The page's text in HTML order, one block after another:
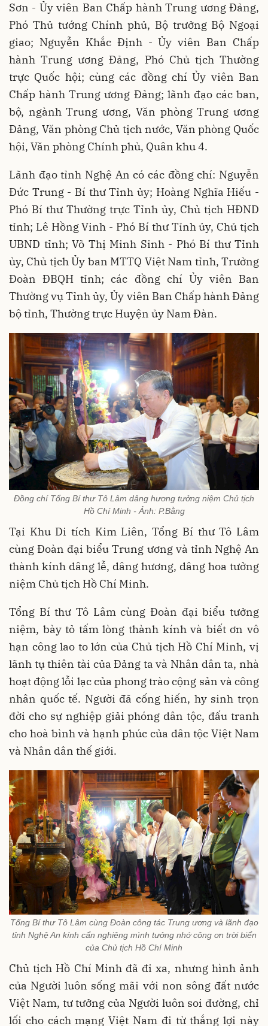
Sơn - Ủy viên Ban Chấp hành Trung ương Đảng,
Phó Thủ tướng Chính phủ, Bộ trưởng Bộ Ngoại
giao; Nguyễn Khắc Định - Ủy viên Ban Chấp
hành Trung ương Đảng, Phó Chủ tịch Thường
trực Quốc hội; cùng các đồng chí Ủy viên Ban
Chấp hành Trung ương Đảng; lãnh đạo các ban,
bộ, ngành Trung ương, Văn phòng Trung ương
Đảng, Văn phòng Chủ tịch nước, Văn phòng Quốc
hội, Văn phòng Chính phủ, Quân khu 4.
Lãnh đạo tỉnh Nghệ An có các đồng chí: Nguyễn
Đức Trung - Bí thư Tỉnh ủy; Hoàng Nghĩa Hiếu -
Phó Bí thư Thường trực Tỉnh ủy, Chủ tịch HĐND
tỉnh; Lê Hồng Vinh - Phó Bí thư Tỉnh ủy, Chủ tịch
UBND tỉnh; Võ Thị Minh Sinh - Phó Bí thư Tỉnh
ủy, Chủ tịch Ủy ban MTTQ Việt Nam tỉnh, Trưởng
Đoàn ĐBQH tỉnh; các đồng chí Ủy viên Ban
Thường vụ Tỉnh ủy, Ủy viên Ban Chấp hành Đảng
bộ tỉnh, Thường trực Huyện ủy Nam Đàn.
Đồng chí Tổng Bí thư Tô Lâm dâng hương tưởng niệm Chủ tịch
Hồ Chí Minh - Ảnh: P.Bằng
Tại Khu Di tích Kim Liên, Tổng Bí thư Tô Lâm
cùng Đoàn đại biểu Trung ương và tỉnh Nghệ An
thành kính dâng lễ, dâng hương, dâng hoa tưởng
niệm Chủ tịch Hồ Chí Minh.
Tổng Bí thư Tô Lâm cùng Đoàn đại biểu tưởng
niệm, bày tỏ tấm lòng thành kính và biết ơn vô
hạn công lao to lớn của Chủ tịch Hồ Chí Minh, vị
lãnh tụ thiên tài của Đảng ta và Nhân dân ta, nhà
hoạt động lỗi lạc của phong trào cộng sản và công
nhân quốc tế. Người đã cống hiến, hy sinh trọn
đời cho sự nghiệp giải phóng dân tộc, đấu tranh
cho hoà bình và hạnh phúc của dân tộc Việt Nam
và Nhân dân thế giới.
Tổng Bí thư Tô Lâm cùng Đoàn công tác Trung ương và lãnh đạo
tỉnh Nghệ An kính cẩn nghiêng mình tưởng nhớ công ơn trời biển
của Chủ tịch Hồ Chí Minh
Chủ tịch Hồ Chí Minh đã đi xa, nhưng hình ảnh
của Người luôn sống mãi với non sông đất nước
Việt Nam, tư tưởng của Người luôn soi đường, chỉ
lối cho cách mạng Việt Nam đi từ thắng lợi này